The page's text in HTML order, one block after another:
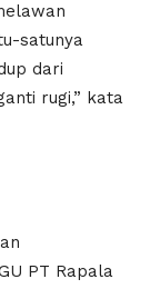
satunya
dari
rugi,” kata
PT Rapala